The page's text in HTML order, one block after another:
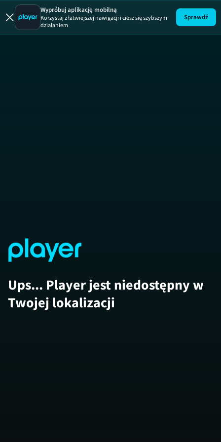
Wypróbuj aplikację mobilną
Korzystaj z łatwiejszej nawigacji i ciesz się szybszym
działaniem
Sprawdź
Ups... Player jest niedostępny w
Twojej lokalizacji